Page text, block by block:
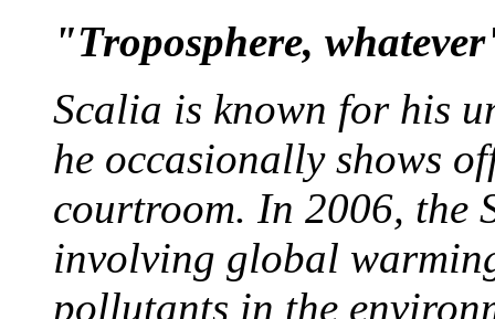
"Troposphere,
Scalia is known for his
he occasionally shows
courtroom. In 2006, the
involving global
pollutants in the